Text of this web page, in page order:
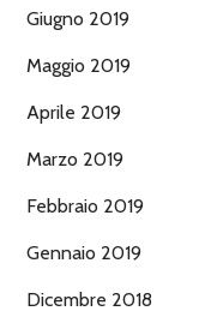
Giugno 2019
Maggio 2019
Aprile 2019
Marzo 2019
Febbraio 2019
Gennaio 2019
Dicembre 2018